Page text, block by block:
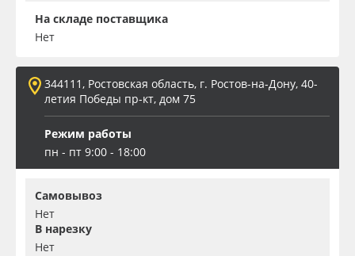
На складе поставщика
Нет
344111, Ростовская область, г. Ростов-на-Дону, 40-
летия Победы пр-кт, дом 75
Режим работы
пн - пт 9:00 - 18:00
Самовывоз
Нет
В нарезку
Нет